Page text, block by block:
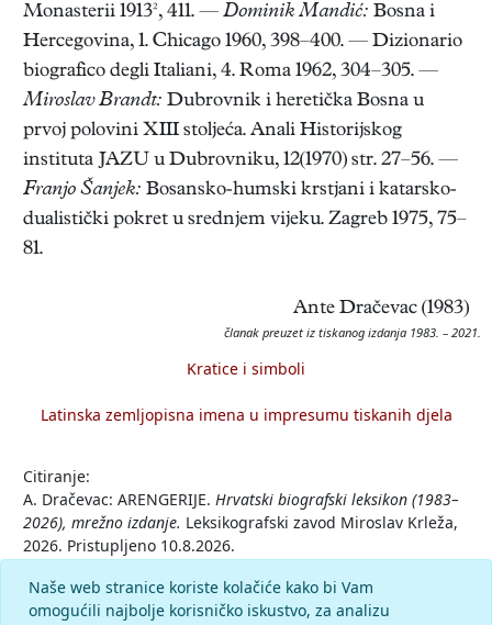
Monasterii 1913², 411. — Dominik Mandić: Bosna i
Hercegovina, 1. Chicago 1960, 398–400. — Dizionario
biografico degli Italiani, 4. Roma 1962, 304–305. —
Miroslav Brandt: Dubrovnik i heretička Bosna u
prvoj polovini XIII stoljeća. Anali Historijskog
instituta JAZU u Dubrovniku, 12(1970) str. 27–56. —
Franjo Šanjek: Bosansko-humski krstjani i katarsko-
dualistički pokret u srednjem vijeku. Zagreb 1975, 75–
81.
Ante Dračevac (1983)
članak preuzet iz tiskanog izdanja 1983. – 2021.
Kratice i simboli
Latinska zemljopisna imena u impresumu tiskanih djela
Citiranje:
A. Dračevac: ARENGERIJE. Hrvatski biografski leksikon (1983–
2026), mrežno izdanje. Leksikografski zavod Miroslav Krleža,
2026. Pristupljeno 10.8.2026.
Komentar
Naše web stranice koriste kolačiće kako bi Vam
omogućili najbolje korisničko iskustvo, za analizu